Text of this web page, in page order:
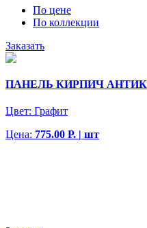
По цене
По коллекции
Заказать
ПАНЕЛЬ КИРПИЧ
Цвет: Графит
Цена: 775.00 Р. | шт